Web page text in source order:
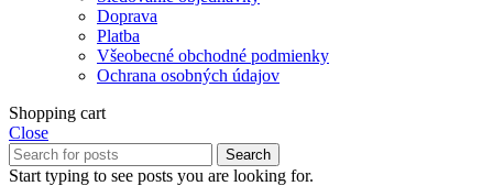
Doprava
Platba
Všeobecné obchodné podmienky
Ochrana osobných údajov
Shopping cart
Close
Search
Start typing to see posts you are looking for.